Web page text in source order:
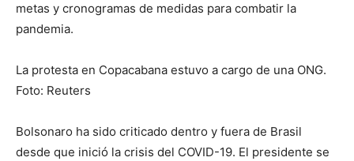
metas y cronogramas de medidas para combatir la
pandemia.
La protesta en Copacabana estuvo a cargo de una ONG.
Foto: Reuters
Bolsonaro ha sido criticado dentro y fuera de Brasil
desde que inició la crisis del COVID-19. El presidente se